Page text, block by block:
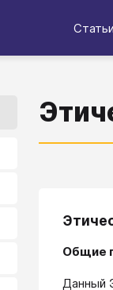
Статьи
Общие
Данный